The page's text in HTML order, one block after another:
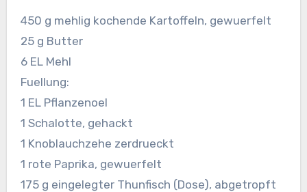
450 g mehlig kochende Kartoffeln, gewuerfelt
25 g Butter
6 EL Mehl
Fuellung:
1 EL Pflanzenoel
1 Schalotte, gehackt
1 Knoblauchzehe zerdrueckt
1 rote Paprika, gewuerfelt
175 g eingelegter Thunfisch (Dose), abgetropft